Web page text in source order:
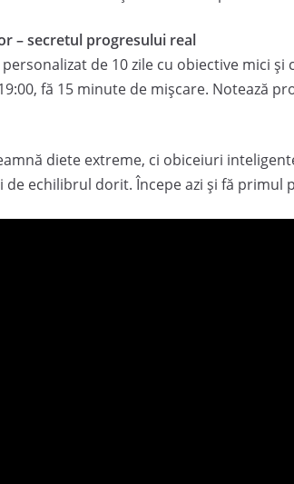
– secretul progresului real
de 10 zile cu obiective mici și
fă 15 minute de mișcare. Notează
diete extreme, ci obiceiuri
de echilibrul dorit. Începe azi și fă primul